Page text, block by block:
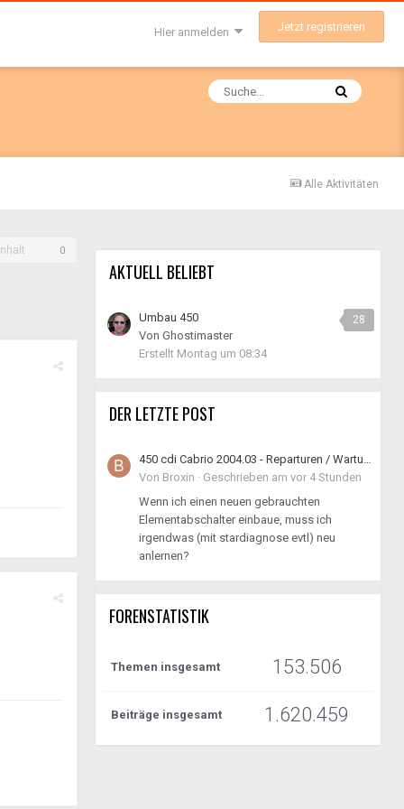
Hier anmelden Jetzt registrieren
Alle Aktivitäten
0
AKTUELL BELIEBT
28
Umbau 450
Von Ghostimaster
Erstellt Montag um 08:34
DER LETZTE POST
450 cdi Cabrio 2004.03 - Reparturen / Wartung / Instandhaltung geht los
Von Broxin · Geschrieben am vor 4 Stunden
Wenn ich einen neuen gebrauchten
Elementabschalter einbaue, muss ich
irgendwas (mit stardiagnose evtl) neu
anlernen?
FORENSTATISTIK
Themen insgesamt 153.506
Beiträge insgesamt 1.620.459